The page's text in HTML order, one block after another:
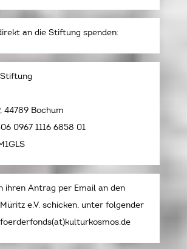
an die Stiftung spenden:
44789 Bochum
0967 1116 6858 01
ihren Antrag per Email an den
e.V. schicken, unter folgender